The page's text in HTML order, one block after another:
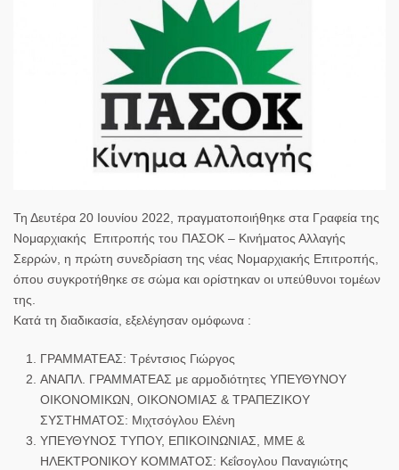
Τη Δευτέρα 20 Ιουνίου 2022, πραγματοποιήθηκε στα Γραφεία της
Νομαρχιακής Επιτροπής του ΠΑΣΟΚ – Κινήματος Αλλαγής
Σερρών, η πρώτη συνεδρίαση της νέας Νομαρχιακής Επιτροπής,
όπου συγκροτήθηκε σε σώμα και ορίστηκαν οι υπεύθυνοι τομέων
της.
Κατά τη διαδικασία, εξελέγησαν ομόφωνα :
ΓΡΑΜΜΑΤΕΑΣ: Τρέντσιος Γιώργος
ΑΝΑΠΛ. ΓΡΑΜΜΑΤΕΑΣ με αρμοδιότητες ΥΠΕΥΘΥΝΟΥ
ΟΙΚΟΝΟΜΙΚΩΝ, ΟΙΚΟΝΟΜΙΑΣ & ΤΡΑΠΕΖΙΚΟΥ
ΣΥΣΤΗΜΑΤΟΣ: Μιχτσόγλου Ελένη
ΥΠΕΥΘΥΝΟΣ ΤΥΠΟΥ, ΕΠΙΚΟΙΝΩΝΙΑΣ, ΜΜΕ &
ΗΛΕΚΤΡΟΝΙΚΟΥ ΚΟΜΜΑΤΟΣ: Κεΐσογλου Παναγιώτης